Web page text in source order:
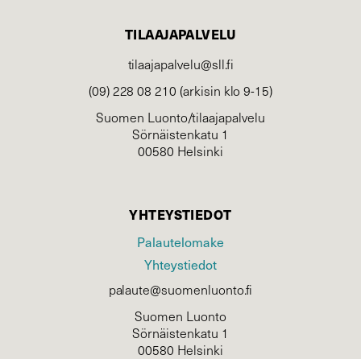
TILAAJAPALVELU
tilaajapalvelu@sll.fi
(09) 228 08 210 (arkisin klo 9-15)
Suomen Luonto/tilaajapalvelu
Sörnäistenkatu 1
00580 Helsinki
YHTEYSTIEDOT
Palautelomake
Yhteystiedot
palaute@suomenluonto.fi
Suomen Luonto
Sörnäistenkatu 1
00580 Helsinki